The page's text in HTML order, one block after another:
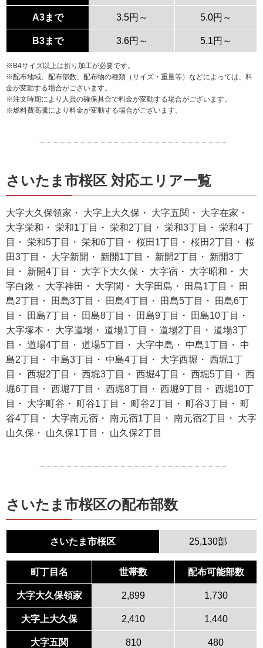
A3まで 3.5円～ 5.0円～
B3まで 3.6円～ 5.1円～
※B4サイズ以上は折り加工が必要です。
※配布地域、配布部数、配布物の種類（サイズ・重量等）などによっては、料
金が変動する場合がございます。
※注文時期により人員の確保具合で料金が変動する場合がございます。
※燃料費高騰により料金が変動する場合がございます。
さいたま市桜区 対応エリア一覧
大字大久保領家・ 大字上大久保・ 大字五関・ 大字在家・
大字栄和・ 栄和1丁目・ 栄和2丁目・ 栄和3丁目・ 栄和4丁
目・ 栄和5丁目・ 栄和6丁目・ 桜田1丁目・ 桜田2丁目・ 桜
田3丁目・ 大字新開・ 新開1丁目・ 新開2丁目・ 新開3丁
目・ 新開4丁目・ 大字下大久保・ 大字宿・ 大字昭和・ 大
字白鍬・ 大字神田・ 大字関・ 大字田島・ 田島1丁目・ 田
島2丁目・ 田島3丁目・ 田島4丁目・ 田島5丁目・ 田島6丁
目・ 田島7丁目・ 田島8丁目・ 田島9丁目・ 田島10丁目・
大字塚本・ 大字道場・ 道場1丁目・ 道場2丁目・ 道場3丁
目・ 道場4丁目・ 道場5丁目・ 大字中島・ 中島1丁目・ 中
島2丁目・ 中島3丁目・ 中島4丁目・ 大字西堀・ 西堀1丁
目・ 西堀2丁目・ 西堀3丁目・ 西堀4丁目・ 西堀5丁目・ 西
堀6丁目・ 西堀7丁目・ 西堀8丁目・ 西堀9丁目・ 西堀10丁
目・ 大字町谷・ 町谷1丁目・ 町谷2丁目・ 町谷3丁目・ 町
谷4丁目・ 大字南元宿・ 南元宿1丁目・ 南元宿2丁目・ 大字
山久保・ 山久保1丁目・ 山久保2丁目
さいたま市桜区の配布部数
さいたま市桜区 25,130部
町丁目名 世帯数 配布可能部数
大字大久保領家 2,899 1,730
大字上大久保 2,410 1,440
大字五関 810 480